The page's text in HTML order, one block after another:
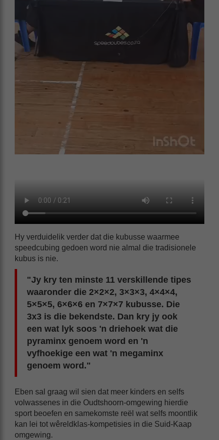
Hy verduidelik verder dat die kubusse waarmee
speedcubing gedoen word nie almal die tradisionele
kubus is nie.
"Jy kry ten minste 11 verskillende tipes
waaronder die 2×2×2, 3×3×3, 4×4×4,
5×5×5, 6×6×6 en 7×7×7 kubusse. Die
3x3 is die bekendste. Dan kry jy ook
een wat lyk soos 'n driehoek wat die
pyraminx genoem word en 'n
vyfhoekige een wat 'n megaminx
genoem word."
Eben sal graag wil sien dat meer kinders en selfs
volwassenes in die Oudtshoorn-omgewing hierdie
sport beoefen en samekomste reël wat selfs moontlik
kan lei tot wêreldklas-kompetisies in die Suid-Kaap
omgewing.